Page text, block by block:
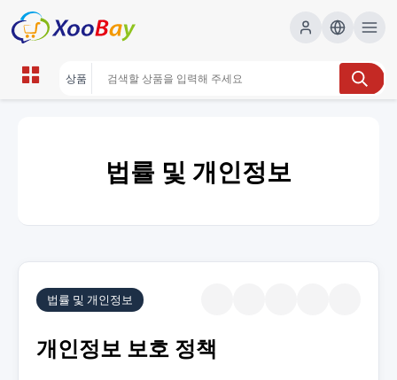
법률 및 개인정보
법률 및 개인정보
개인정보 보호 정책